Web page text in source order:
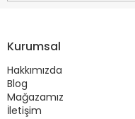
Kurumsal
Hakkımızda
Blog
Mağazamız
İletişim